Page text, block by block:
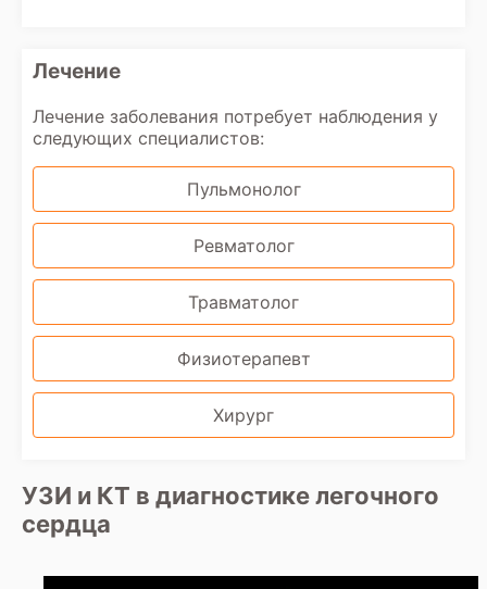
Лечение
Лечение заболевания потребует наблюдения у
следующих специалистов:
Пульмонолог
Ревматолог
Травматолог
Физиотерапевт
Хирург
УЗИ и КТ в диагностике легочного
сердца